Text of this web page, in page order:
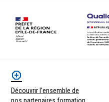
Découvrir l’ensemble de